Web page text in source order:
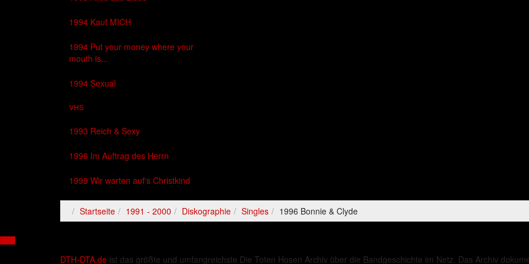
1994 Kauf MICH
1994 Put your money where your
mouth is...
1994 Sexual
VHS
1993 Reich & Sexy
1996 Im Auftrag des Herrn
1999 Wir warten auf's Christkind
Startseite 1991 - 2000 Diskographie Singles 1996 Bonnie & Clyde
DTH-DTA.de ist das größte und umfangreichste Die Toten Hosen Archiv über die Bandgeschichte im Netz. Das Archiv